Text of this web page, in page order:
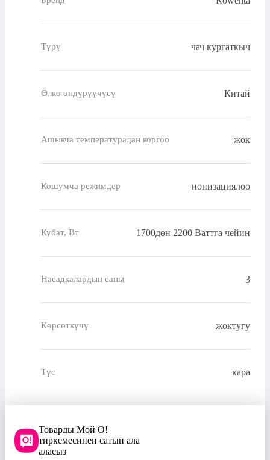
Түрү чач кургаткыч
Өлкө өндүрүүчүсү Китай
Ашыкча температурадан коргоо жок
Кошумча режимдер ионизациялоо
Кубат, Вт 1700дөн 2200 Ваттга чейин
Насадкалардын саны 3
Көрсөткүчү жоктугу
Түс кара
Товарды Мой О!
тиркемесинен сатып ала
аласыз